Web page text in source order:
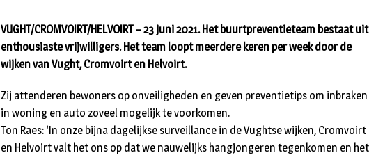
VUGHT/CROMVOIRT/HELVOIRT – 23 juni 2021. Het buurtpreventieteam bestaat uit
enthousiaste vrijwilligers. Het team loopt meerdere keren per week door de
wijken van Vught, Cromvoirt en Helvoirt.
Zij attenderen bewoners op onveiligheden en geven preventietips om inbraken
in woning en auto zoveel mogelijk te voorkomen.
Ton Raes: ‘In onze bijna dagelijkse surveillance in de Vughtse wijken, Cromvoirt
en Helvoirt valt het ons op dat we nauwelijks hangjongeren tegenkomen en het